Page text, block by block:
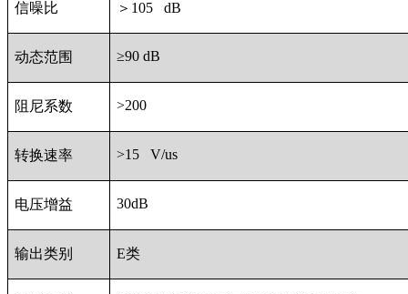
信噪比 ＞105 dB
动态范围 ≥90 dB
阻尼系数 >200
转换速率 >15 V/us
电压增益 30dB
输出类别 E类